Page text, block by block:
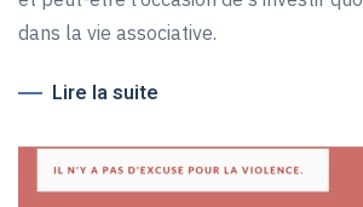
dans la vie associative.
Lire la suite